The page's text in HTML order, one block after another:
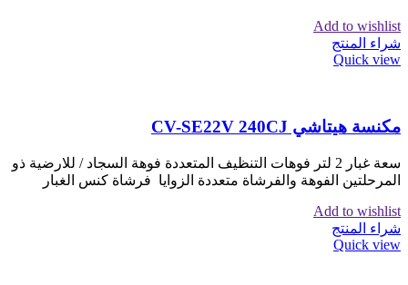
Add to wishlist
شراء المنتج
Quick view
مكنسة هيتاشي CV-SE22V 240CJ
سعة غبار 2 لتر فوهات التنظيف المتعددة فوهة السجاد / للارضية ذو
المرحلتين الفوهة والفرشاة متعددة الزوايا فرشاة كنس الغبار
Add to wishlist
شراء المنتج
Quick view